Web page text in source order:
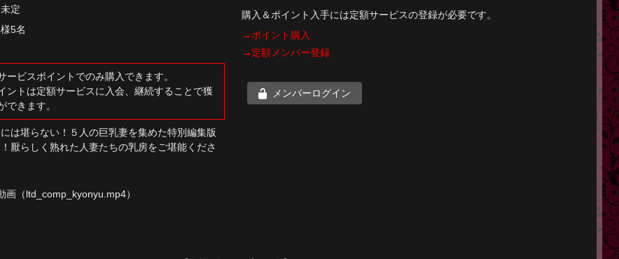
定
5名
ービスポイントでのみ購入できます。
ントは定額サービスに入会、継続することで獲
できます。
は堪らない！５人の巨乳妻を集めた特別編集版
厭らしく熟れた人妻たちの乳房をご堪能くださ
画（ltd_comp_kyonyu.mp4）
購入＆ポイント入手には定額サービスの登録が必要です。
→ポイント購入
→定額メンバー登録
メンバーログイン